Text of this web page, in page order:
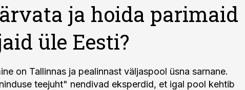
ja hoida parimaid
üle Eesti?
on Tallinnas ja pealinnast väljaspool üsna sarnane.
teejuht" nendivad eksperdid, et igal pool kehtib